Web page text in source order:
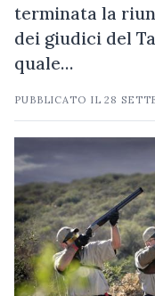
terminata la
dei giudici del
quale…
PUBBLICATO IL28